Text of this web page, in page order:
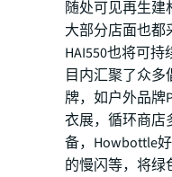
随处可见再生建
大部分店面也都
HAI550也将可
目内汇聚了众
牌，如户外品牌
衣展，循环商店
备，Howbottle
的慢闪等，将绿